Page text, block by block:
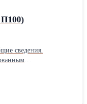
мм2/с в
режущего
рабочей жидкости